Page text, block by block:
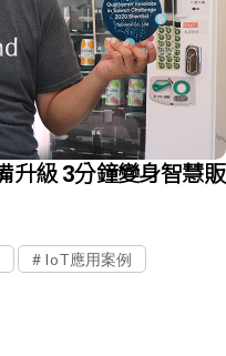
升級 3分鐘變身智慧販
IoT應用案例